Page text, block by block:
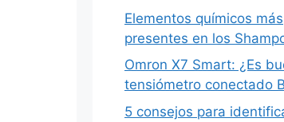
Elementos químicos más
presentes en los
Omron X7 Smart: ¿Es
tensiómetro conectado
5 consejos para